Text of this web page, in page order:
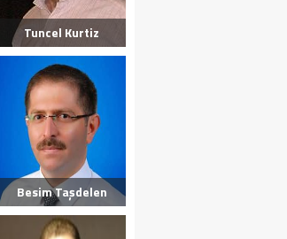
Tuncel Kurtiz
Besim Taşdelen